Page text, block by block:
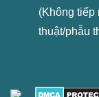
(Không tiếp
thuật/phẫu